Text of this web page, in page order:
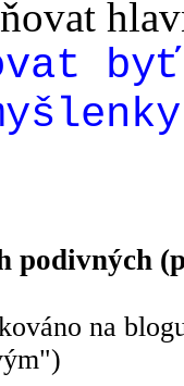
podivných
na